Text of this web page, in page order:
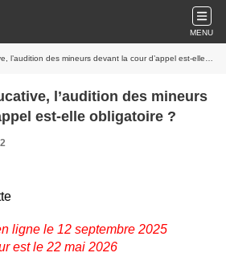
MENU
des mineurs devant la cour d’appel est-elle obligatoire ?
l’audition des mineurs
est-elle obligatoire ?
ligne le 12 septembre 2025
est le 22 mai 2026